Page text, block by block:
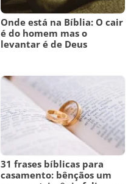
Onde está na Bíblia: O cair
é do homem mas o
levantar é de Deus
31 frases bíblicas para
casamento: bênçãos um